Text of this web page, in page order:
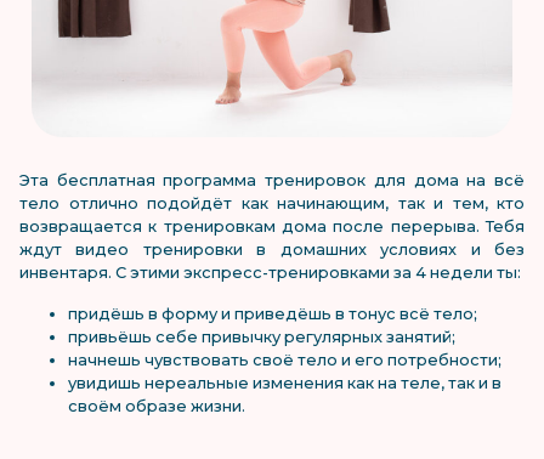
Эта бесплатная программа тренировок для дома на всё
тело отлично подойдёт как начинающим, так и тем, кто
возвращается к тренировкам дома после перерыва. Тебя
ждут видео тренировки в домашних условиях и без
инвентаря. С этими экспресс-тренировками за 4 недели ты:
придёшь в форму и приведёшь в тонус всё тело;
привьёшь себе привычку регулярных занятий;
начнешь чувствовать своё тело и его потребности;
увидишь нереальные изменения как на теле, так и в
своём образе жизни.